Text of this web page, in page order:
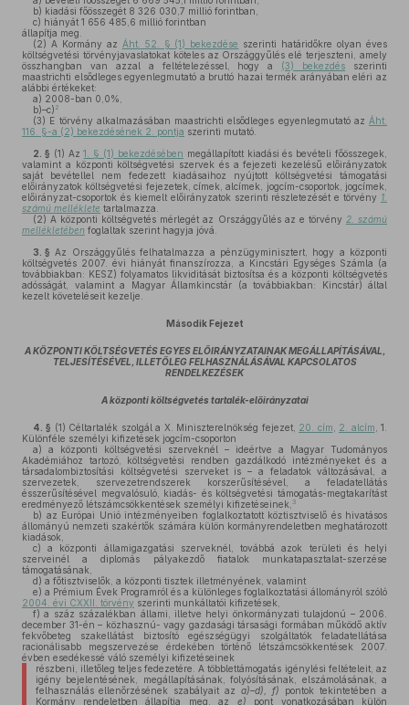
b) kiadási főösszegét 8 326 030,7 millió forintban,
c) hiányát 1 656 485,6 millió forintban
állapítja meg.
(2) A Kormány az Áht. 52. § (1) bekezdése szerinti határidőkre olyan éves
költségvetési törvényjavaslatokat köteles az Országgyűlés elé terjeszteni, amely
összhangban van azzal a feltételezéssel, hogy a (3) bekezdés szerinti
maastrichti elsődleges egyenlegmutató a bruttó hazai termék arányában eléri az
alábbi értékeket:
a) 2008-ban 0,0%,
b)–c) 2
(3) E törvény alkalmazásában maastrichti elsődleges egyenlegmutató az Áht.
116. §-a (2) bekezdésének 2. pontja szerinti mutató.
2. § (1) Az1. § (1) bekezdésében megállapított kiadási és bevételi főösszegek,
valamint a központi költségvetési szervek és a fejezeti kezelésű előirányzatok
saját bevétellel nem fedezett kiadásaihoz nyújtott költségvetési támogatási
előirányzatok költségvetési fejezetek, címek, alcímek, jogcím-csoportok, jogcímek,
előirányzat-csoportok és kiemelt előirányzatok szerinti részletezését e törvény 1.
számú melléklete tartalmazza.
(2) A központi költségvetés mérlegét az Országgyűlés az e törvény 2. számú
mellékletében foglaltak szerint hagyja jóvá.
3. § Az Országgyűlés felhatalmazza a pénzügyminisztert, hogy a központi
költségvetés 2007. évi hiányát finanszírozza, a Kincstári Egységes Számla (a
továbbiakban: KESZ) folyamatos likviditását biztosítsa és a központi költségvetés
adósságát, valamint a Magyar Államkincstár (a továbbiakban: Kincstár) által
kezelt követeléseit kezelje.
Második Fejezet
A KÖZPONTI KÖLTSÉGVETÉS EGYES ELŐIRÁNYZATAINAK MEGÁLLAPÍTÁSÁVAL,
TELJESÍTÉSÉVEL, ILLETŐLEG FELHASZNÁLÁSÁVAL KAPCSOLATOS
RENDELKEZÉSEK
A központi költségvetés tartalék-előirányzatai
4. § (1) Céltartalék szolgál a X. Miniszterelnökség fejezet, 20. cím 2. alcím , 1.
Különféle személyi kifizetések jogcím-csoporton
a) a központi költségvetési szerveknél – ideértve a Magyar Tudományos
Akadémiához tartozó, költségvetési rendben gazdálkodó intézményeket és a
társadalombiztosítási költségvetési szerveket is – a feladatok változásával, a
szervezetek, szervezetrendszerek korszerűsítésével, a feladatellátás
ésszerűsítésével megvalósuló, kiadás- és költségvetési támogatás-megtakarítást
eredményező létszámcsökkentések személyi kifizetéseinek, 3
b) az Európai Unió intézményeiben foglalkoztatott köztisztviselő és hivatásos
állományú nemzeti szakértők számára külön kormányrendeletben meghatározott
kiadások,
c) a központi államigazgatási szerveknél, továbbá azok területi és helyi
szerveinél a diplomás pályakezdő fiatalok munkatapasztalat-szerzése
támogatásának,
d) a főtisztviselők, a központi tisztek illetményének, valamint
e) a Prémium Évek Programról és a különleges foglalkoztatási állományról szóló
2004. évi CXXII. törvény szerinti munkáltatói kifizetések,
f) a száz százalékban állami, illetve helyi önkormányzati tulajdonú – 2006.
december 31-én – közhasznú- vagy gazdasági társasági formában működő aktív
fekvőbeteg szakellátást biztosító egészségügyi szolgáltatók feladatellátása
racionálisabb megszervezése érdekében történő létszámcsökkentések 2007.
évben esedékessé váló személyi kifizetéseinek
részbeni, illetőleg teljes fedezetére. A többlettámogatás igénylési feltételeit, az
igény bejelentésének, megállapításának, folyósításának, elszámolásának, a
felhasználás ellenőrzésének szabályait aza)–d), f) pontok tekintetében a
Kormány rendeletben állapítja meg, az e) pont vonatkozásában külön